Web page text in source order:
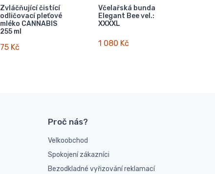
Zvláčňující čistící
odličovací pleťové
mléko CANNABIS
255 ml
75 Kč
Včelařská bunda
Elegant Bee vel.:
XXXXL
1 080 Kč
Proč nás?
Velkoobchod
Spokojení zákazníci
Bezodkladné vyřizování reklamací